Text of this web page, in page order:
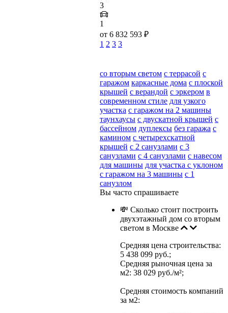
3
1
от 6 832 593 ₽
1 2 3 3
со вторым светом с террасой с
гаражом каркасные дома с плоской
крышей с верандой с эркером в
современном стиле для узкого
участка с гаражом на 2 машины
таунхаусы с двускатной крышей с
бассейном дуплексы без гаража с
камином с четырехскатной
крышей с 2 санузлами с 3
санузлами с 4 санузлами с навесом
для машины для участка с уклоном
с гаражом на 3 машины с 1
санузлом
Вы часто спрашиваете
💸 Сколько стоит построить
двухэтажный дом со вторым
светом в Москве
Средняя цена строительства:
5 438 099 руб.;
Средняя рыночная цена за
м2: 38 029 руб./м²;
Средняя стоимость компаний
за м2: